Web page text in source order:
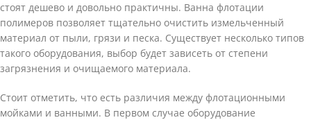
стоят дешево и довольно практичны. Ванна флотации
полимеров позволяет тщательно очистить измельченный
материал от пыли, грязи и песка. Существует несколько типов
такого оборудования, выбор будет зависеть от степени
загрязнения и очищаемого материала.
Стоит отметить, что есть различия между флотационными
мойками и ванными. В первом случае оборудование